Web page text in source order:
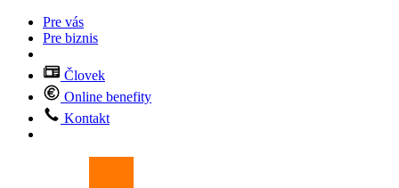
Pre vás
Pre biznis
Človek
Online benefity
Kontakt